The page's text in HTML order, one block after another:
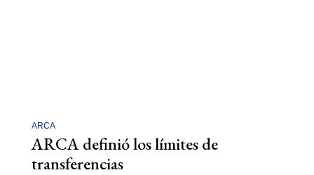
ARCA
ARCA definió los límites de
transferencias